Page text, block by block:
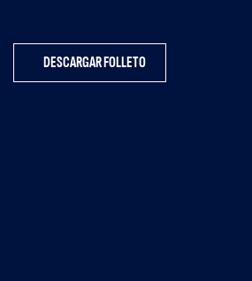
DESCARGAR FOLLETO